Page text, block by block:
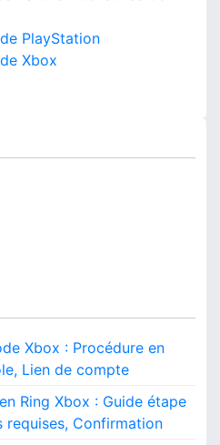
PlayStation
Xbox
Xbox : Procédure en
Lien de compte
Ring Xbox : Guide étape
requises, Confirmation